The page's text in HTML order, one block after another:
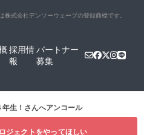
株式会社デンソーウェーブの登録商標です。
採用情
報
パートナー
募集
生！ さんへアンコール
ジェクトをやってほしい